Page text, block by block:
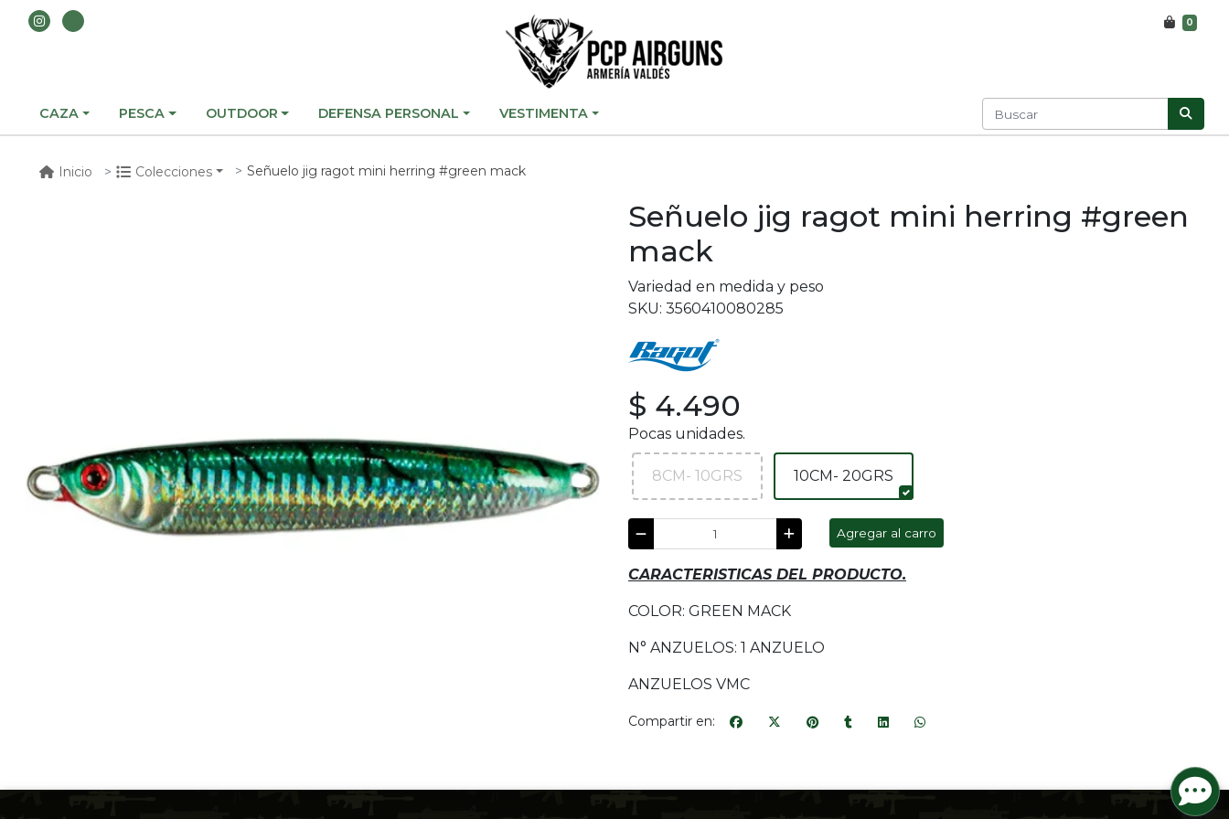
0
CAZA PESCA OUTDOOR DEFENSA PERSONAL VESTIMENTA
Inicio Colecciones Señuelo jig ragot mini herring #green mack
Señuelo jig ragot mini herring #green
mack
Variedad en medida y peso
SKU: 3560410080285
$ 4.490
Pocas unidades.
8CM- 10GRS 10CM- 20GRS
Agregar al carro
CARACTERISTICAS DEL PRODUCTO.
COLOR: GREEN MACK
N° ANZUELOS: 1 ANZUELO
ANZUELOS VMC
Compartir en: